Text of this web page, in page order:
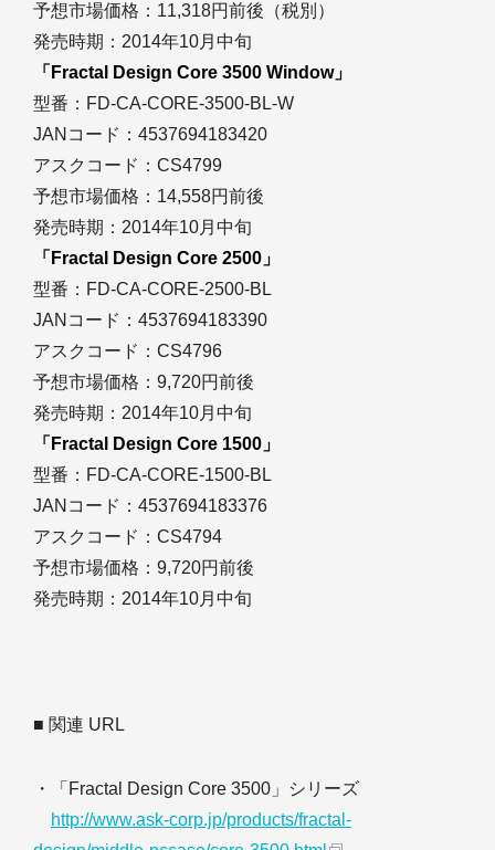
予想市場価格：11,318円前後（税別）
発売時期：2014年10月中旬
「Fractal Design Core 3500 Window」
型番：FD-CA-CORE-3500-BL-W
JANコード：4537694183420
アスクコード：CS4799
予想市場価格：14,558円前後
発売時期：2014年10月中旬
「Fractal Design Core 2500」
型番：FD-CA-CORE-2500-BL
JANコード：4537694183390
アスクコード：CS4796
予想市場価格：9,720円前後
発売時期：2014年10月中旬
「Fractal Design Core 1500」
型番：FD-CA-CORE-1500-BL
JANコード：4537694183376
アスクコード：CS4794
予想市場価格：9,720円前後
発売時期：2014年10月中旬
■ 関連 URL
・「Fractal Design Core 3500」シリーズ
http://www.ask-corp.jp/products/fractal-